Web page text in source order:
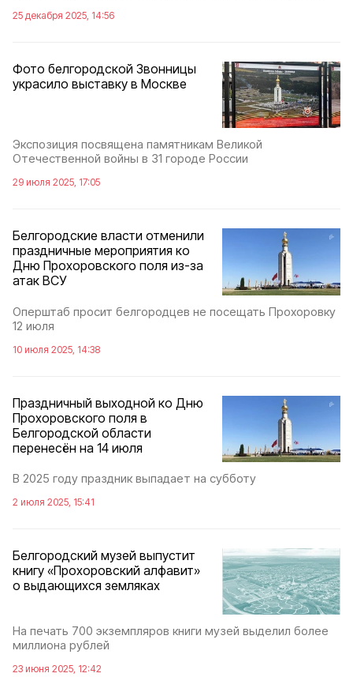
25 декабря 2025, 14:56
Фото белгородской Звонницы
украсило выставку в Москве
Экспозиция посвящена памятникам Великой
Отечественной войны в 31 городе России
29 июля 2025, 17:05
Белгородские власти отменили
праздничные мероприятия ко
Дню Прохоровского поля из-за
атак ВСУ
Оперштаб просит белгородцев не посещать Прохоровку
12 июля
10 июля 2025, 14:38
Праздничный выходной ко Дню
Прохоровского поля в
Белгородской области
перенесён на 14 июля
В 2025 году праздник выпадает на субботу
2 июля 2025, 15:41
Белгородский музей выпустит
книгу «Прохоровский алфавит»
о выдающихся земляках
На печать 700 экземпляров книги музей выделил более
миллиона рублей
23 июня 2025, 12:42